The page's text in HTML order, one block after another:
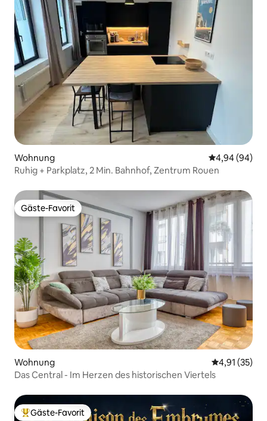
Wohnung
4,94 (94)
Ruhig + Parkplatz, 2 Min. Bahnhof, Zentrum Rouen
Gäste-Favorit
Gäste-Favorit
Wohnung
4,91 (35)
Das Central - Im Herzen des historischen Viertels
Beliebter Gäste-Favorit.
Gäste-Favorit